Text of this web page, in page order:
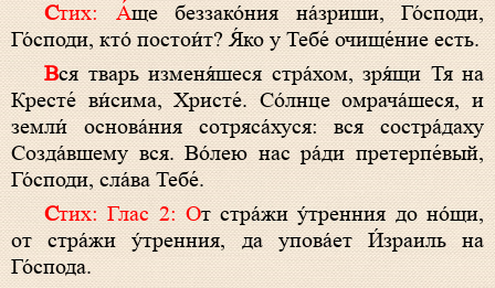
Стих: А́ще беззако́ния на́зриши, Го́споди,
Го́споди, кто́ постои́т? Я́ко уТебе́ очище́ние есть.
Вся тварь изменя́шеся стра́хом, зря́щи Тя на
Кресте́ ви́сима, Христе́. Со́лнце омрача́шеся, и
земли́ основа́ния сотряса́хуся: вся состра́даху
Созда́вшему вся. Во́лею нас ра́ди претерпе́вый,
Го́споди, сла́ва Тебе́.
Стих: Глас 2: От стра́жи у́тренния до но́щи,
от стра́жи у́тренния, да упова́ет И́зраиль на
Го́спода.